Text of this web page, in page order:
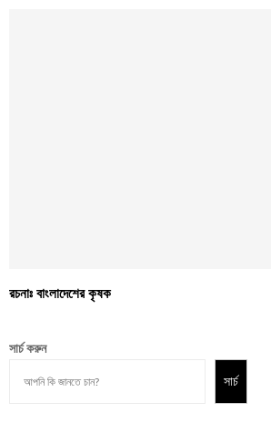
রচনাঃ বাংলাদেশের কৃষক
সার্চ করুন
সার্চ